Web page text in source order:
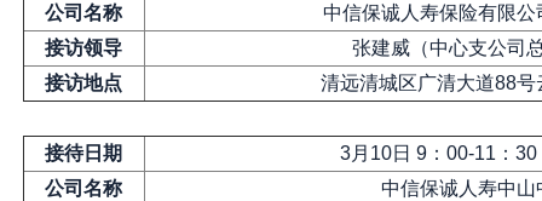
公司名称
中信保诚人寿保险有限
接访领导
张建威（中心支公司
接访地点
清远清城区广清大道88
接待日期
3月10日 9：00-11：
公司名称
中信保诚人寿中山